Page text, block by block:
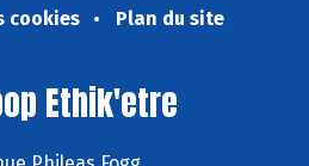
cookies
Plan du site
Ethik'etre